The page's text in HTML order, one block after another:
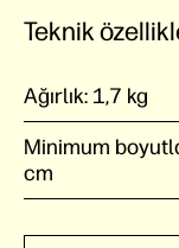
Teknik
Ağırlık: 1,7 kg
Minimum
cm